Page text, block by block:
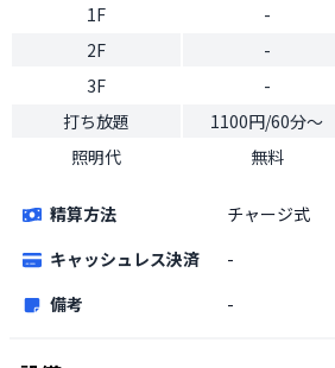
1F
-
2F
-
3F
-
打ち放題
1100円/60分〜
照明代
無料
精算方法
チャージ式
キャッシュレス決済
-
備考
-